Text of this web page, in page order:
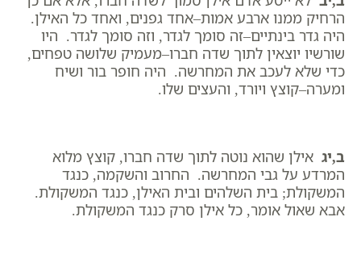
הרחיק ממנו ארבע אמות–אחד גפנים, ואחד כל האילן.
היה גדר בינתיים–זה סומך לגדר, וזה סומך לגדר. היו
שורשיו יוצאין לתוך שדה חברו–מעמיק שלושה טפחים,
כדי שלא לעכב את המחרשה. היה חופר בור ושיח
ומערה–קוצץ ויורד, והעצים שלו.
ב,יג אילן שהוא נוטה לתוך שדה חברו, קוצץ מלוא
המרדע על גבי המחרשה. החרוב והשקמה, כנגד
המשקולת; בית השלהים ובית האילן, כנגד המשקולת.
אבא שאול אומר, כל אילן סרק כנגד המשקולת.